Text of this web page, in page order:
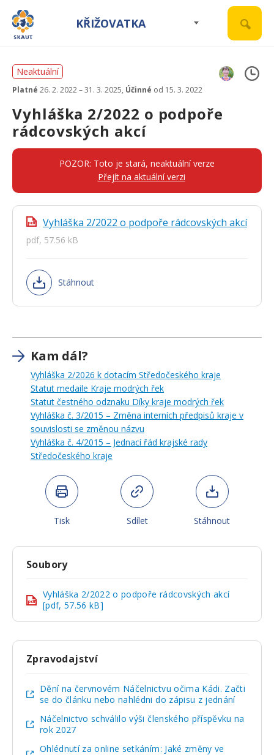
KŘIŽOVATKA
Neaktuální
Platné 26. 2. 2022 – 31. 3. 2025, Účinné od 15. 3. 2022
Vyhláška 2/2022 o podpoře
rádcovských akcí
POZOR: Toto je stará, neaktuální verze
Přejít na aktuální verzi
pdf Vyhláška 2/2022 o podpoře rádcovských akcí
pdf, 57.56 kB
Stáhnout
Kam dál?
Vyhláška 2/2026 k dotacím Středočeského kraje
Statut medaile Kraje modrých řek
Statut čestného odznaku Díky kraje modrých řek
Vyhláška č. 3/2015 – Změna interních předpisů kraje v
souvislosti se změnou názvu
Vyhláška č. 4/2015 – Jednací řád krajské rady
Středočeského kraje
Tisk Sdílet Stáhnout
Soubory
pdf
Vyhláška 2/2022 o podpoře rádcovských akcí
[pdf, 57.56 kB]
Zpravodajství
Dění na červnovém Náčelnictvu očima Kádi. Začti
se do článku nebo nahlédni do zápisu z jednání
Náčelnictvo schválilo výši členského příspěvku na
rok 2027
Ohlédnutí za online setkáním: Jaké změny ve